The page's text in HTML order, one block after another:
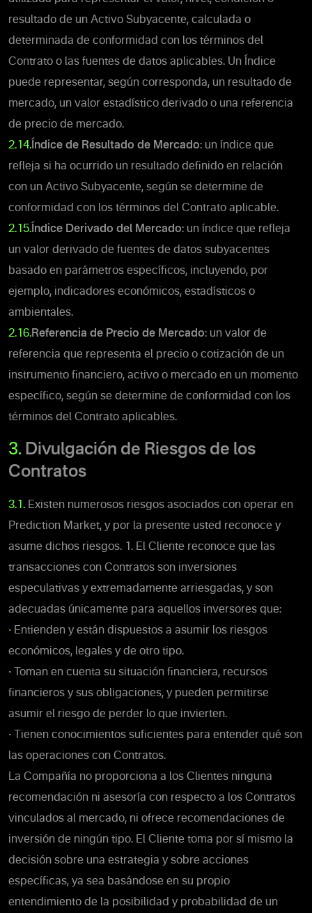
resultado de un Activo Subyacente, calculada o
determinada de conformidad con los términos del
Contrato o las fuentes de datos aplicables. Un Índice
puede representar, según corresponda, un resultado de
mercado, un valor estadístico derivado o una referencia
de precio de mercado.
2.14. Índice de Resultado de Mercado: un índice que
refleja si ha ocurrido un resultado definido en relación
con un Activo Subyacente, según se determine de
conformidad con los términos del Contrato aplicable.
2.15. Índice Derivado del Mercado: un índice que refleja
un valor derivado de fuentes de datos subyacentes
basado en parámetros específicos, incluyendo, por
ejemplo, indicadores económicos, estadísticos o
ambientales.
2.16.Referencia de Precio de Mercado: un valor de
referencia que representa el precio o cotización de un
instrumento financiero, activo o mercado en un momento
específico, según se determine de conformidad con los
términos del Contrato aplicables.
3. Divulgación de Riesgos de los
Contratos
3.1. Existen numerosos riesgos asociados con operar en
Prediction Market, y por la presente usted reconoce y
asume dichos riesgos.
1. El Cliente reconoce que las
transacciones con Contratos son inversiones
especulativas y extremadamente arriesgadas, y son
adecuadas únicamente para aquellos inversores que:
• Entienden y están dispuestos a asumir los riesgos
económicos, legales y de otro tipo.
•
Toman en cuenta su situación financiera, recursos
financieros y sus obligaciones, y pueden permitirse
asumir el riesgo de perder lo que invierten.
•
Tienen conocimientos suficientes para entender qué son
las operaciones con Contratos.
La Compañía no proporciona a los Clientes ninguna
recomendación ni asesoría con respecto a los Contratos
vinculados al mercado, ni ofrece recomendaciones de
inversión de ningún tipo. El Cliente toma por sí mismo la
decisión sobre una estrategia y sobre acciones
específicas, ya sea basándose en su propio
entendimiento de la posibilidad y probabilidad de un